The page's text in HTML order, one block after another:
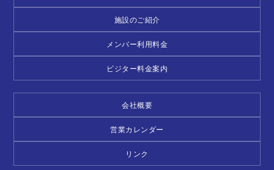
施設のご紹介
メンバー利用料金
ビジター料金案内
会社概要
営業カレンダー
リンク